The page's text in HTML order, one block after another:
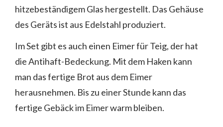
hitzebeständigem Glas hergestellt. Das Gehäuse
des Geräts ist aus Edelstahl produziert.
Im Set gibt es auch einen Eimer für Teig, der hat
die Antihaft-Bedeckung. Mit dem Haken kann
man das fertige Brot aus dem Eimer
herausnehmen. Bis zu einer Stunde kann das
fertige Gebäck im Eimer warm bleiben.